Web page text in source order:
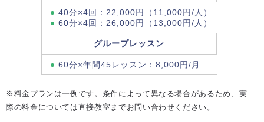
40分×4回：22,000円（11,000円/人）
60分×4回：26,000円（13,000円/人）
グループレッスン
60分×年間45レッスン：8,000円/月
※料金プランは一例です。条件によって異なる場合があるため、実
際の料金については直接教室までお問い合わせください。